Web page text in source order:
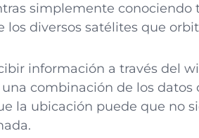
simplemente conociendo
diversos satélites que
información a través del
combinación de los datos
la ubicación puede que no